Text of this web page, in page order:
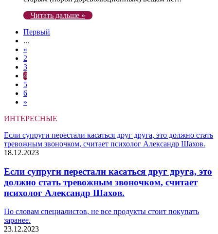
Читать дальше »
Первый
...
«
2
3
4
5
6
»
ИНТЕРЕСНЫЕ
Если супруги перестали касаться друг друга, это должно стать
тревожным звоночком, считает психолог Александр Шахов.
18.12.2023
Если супруги перестали касаться друг друга, это
должно стать тревожным звоночком, считает
психолог Александр Шахов.
По словам специалистов, не все продукты стоит покупать
заранее.
23.12.2023